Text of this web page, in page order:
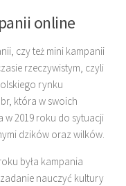
online
czy też mini kampanii
rzeczywistym, czyli
rynku
która w swoich
w 2019 roku do sytuacji
dzików oraz wilków.
była kampania
nauczyć kultury